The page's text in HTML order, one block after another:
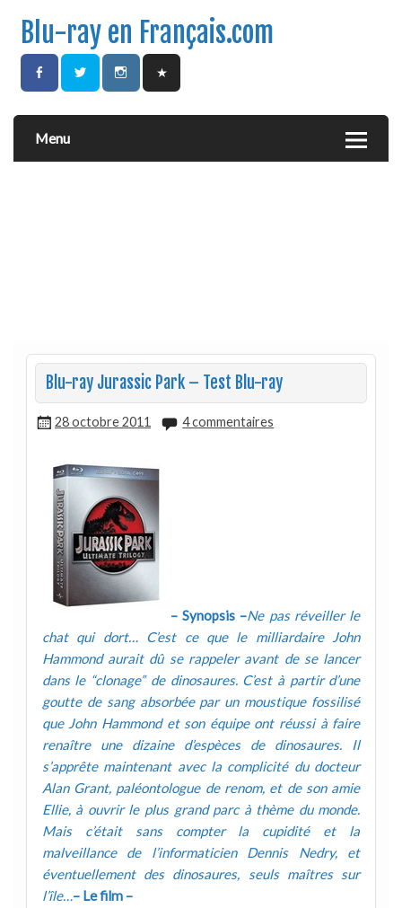
Blu-ray en Français.com
Menu
Blu-ray Jurassic Park – Test Blu-ray
28 octobre 2011 4 commentaires
– Synopsis –Ne pas réveiller le
chat qui dort… C’est ce que le milliardaire John
Hammond aurait dû se rappeler avant de se lancer
dans le “clonage” de dinosaures. C’est à partir d’une
goutte de sang absorbée par un moustique fossilisé
que John Hammond et son équipe ont réussi à faire
renaître une dizaine d’espèces de dinosaures. Il
s’apprête maintenant avec la complicité du docteur
Alan Grant, paléontologue de renom, et de son amie
Ellie, à ouvrir le plus grand parc à thème du monde.
Mais c’était sans compter la cupidité et la
malveillance de l’informaticien Dennis Nedry, et
éventuellement des dinosaures, seuls maîtres sur
l’île…– Le film –